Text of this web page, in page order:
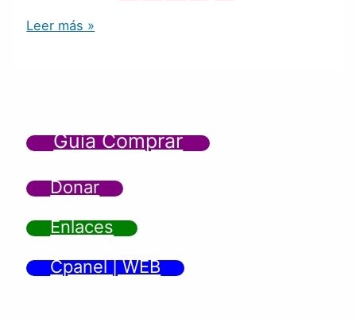
Leer más »
Guía Comprar
Donar
Enlaces
Cpanel | WEB